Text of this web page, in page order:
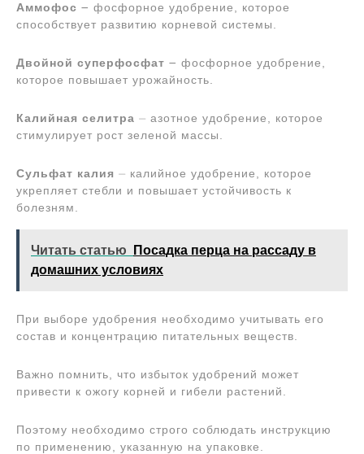
Аммофос ౼ фосфорное удобрение, которое
способствует развитию корневой системы.
Двойной суперфосфат ౼ фосфорное удобрение,
которое повышает урожайность.
Калийная селитра ⏤ азотное удобрение, которое
стимулирует рост зеленой массы.
Сульфат калия ⏤ калийное удобрение, которое
укрепляет стебли и повышает устойчивость к
болезням.
Читать статью
Посадка перца на рассаду в
домашних условиях
При выборе удобрения необходимо учитывать его
состав и концентрацию питательных веществ.
Важно помнить, что избыток удобрений может
привести к ожогу корней и гибели растений.
Поэтому необходимо строго соблюдать инструкцию
по применению, указанную на упаковке.